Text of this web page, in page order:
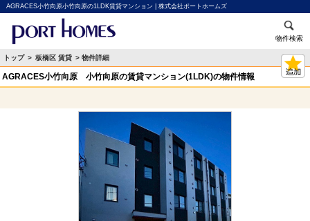
AGRACES小竹向原小竹向原の1LDK賃貸マンション | 株式会社ポートホームズ
物件検索
トップ > 板橋区 賃貸 > 物件詳細
AGRACES小竹向原 小竹向原の賃貸マンション(1LDK)の物件情報